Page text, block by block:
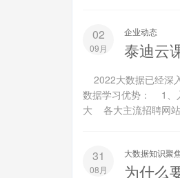
02
09月
企业动态
泰迪云
2022大数据已经深
数据学习优势： 1、
大 各大主流招聘网站
31
08月
大数据知识聚
为什么